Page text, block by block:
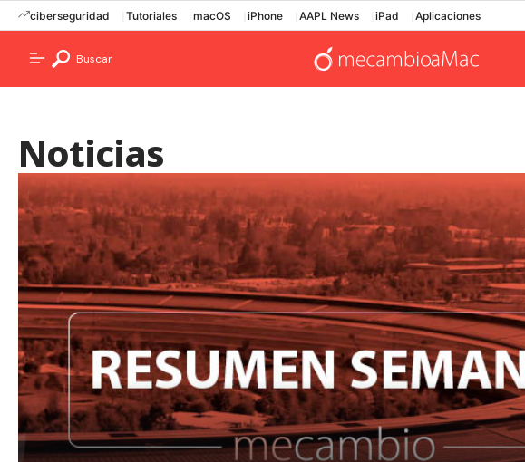
ciberseguridad Tutoriales macOS iPhone AAPL News iPad Aplicaciones
Buscar
Noticias